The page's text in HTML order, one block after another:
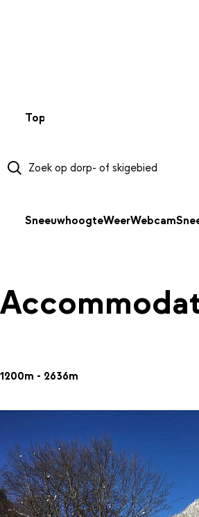
Top 50
SneeuwhoogteWeerWebcam
1200m - 2636m